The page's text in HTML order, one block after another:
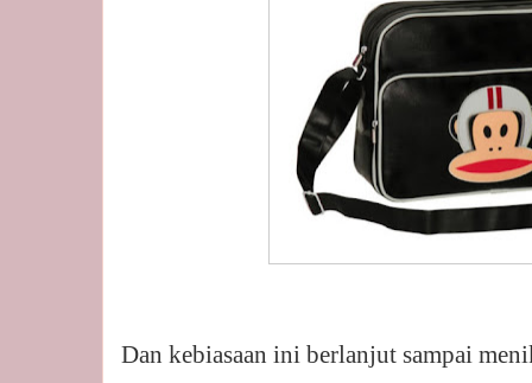
Dan kebiasaan ini berlanjut sampai